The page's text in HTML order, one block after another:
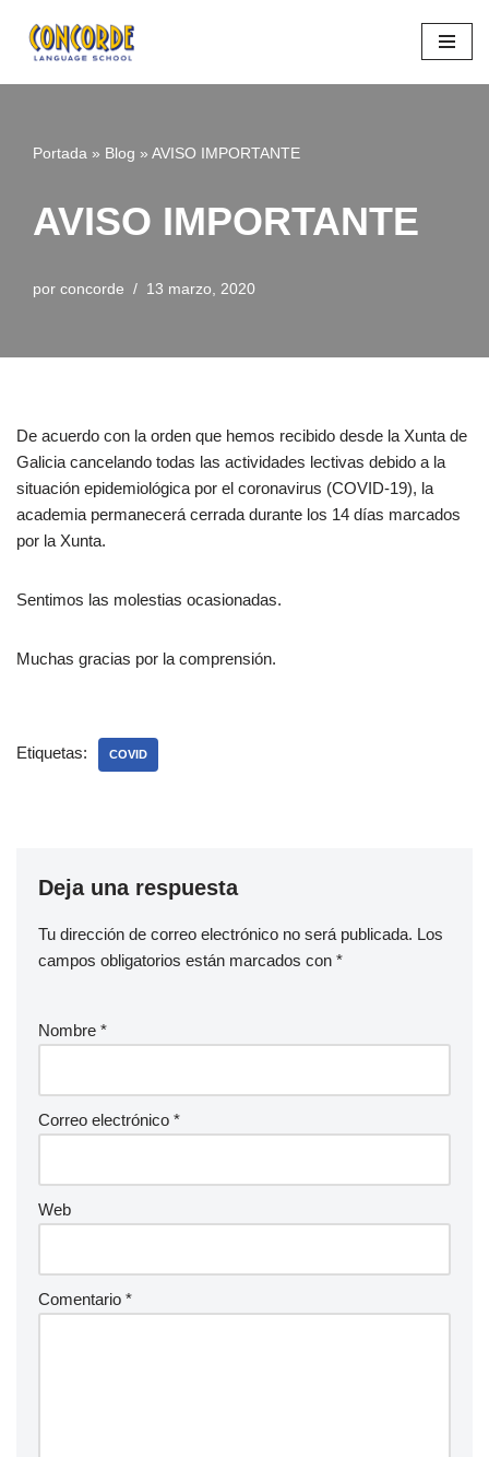
Saltar
al
Portada » Blog » AVISO IMPORTANTE
AVISO IMPORTANTE
por concorde 13 marzo, 2020
De acuerdo con la orden que hemos recibido desde la Xunta de
Galicia cancelando todas las actividades lectivas debido a la
situación epidemiológica por el coronavirus (COVID-19), la
academia permanecerá cerrada durante los 14 días marcados
por la Xunta.
Sentimos las molestias ocasionadas.
Muchas gracias por la comprensión.
Etiquetas: COVID
Deja una respuesta
Tu dirección de correo electrónico no será publicada. Los
campos obligatorios están marcados con *
Nombre *
Correo electrónico *
Web
Comentario *